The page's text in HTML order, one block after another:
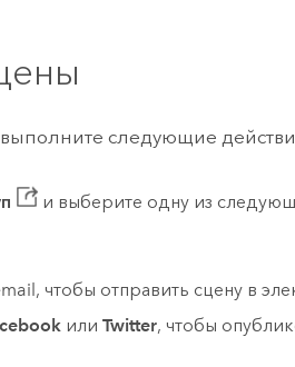
следующие
и выберите одну из
чтобы отправить сцену в
или Twitter, чтобы